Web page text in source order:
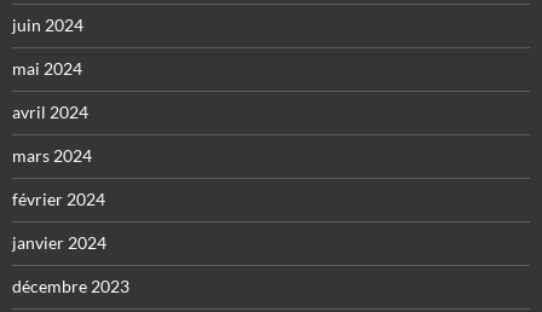
juin 2024
mai 2024
avril 2024
mars 2024
février 2024
janvier 2024
décembre 2023